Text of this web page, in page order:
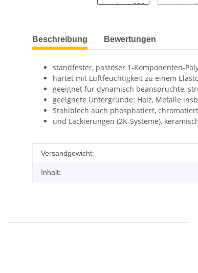
weitere Registerkarten anzeigen
Beschreibung Bewertungen
standfester, pastöser 1-Komponenten-
härtet mit Luftfeuchtigkeit zu einem
geeignet für dynamisch beanspruchte,
geeignete Untergründe: Holz, Metalle
Stahlblech auch phosphatiert,
und Lackierungen (2K-Systeme),
Produkteigenschaft
Wert
Versandgewicht:
Inhalt: